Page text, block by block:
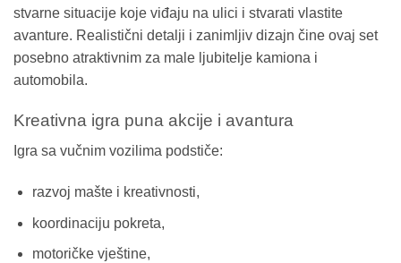
stvarne situacije koje viđaju na ulici i stvarati vlastite
avanture. Realistični detalji i zanimljiv dizajn čine ovaj set
posebno atraktivnim za male ljubitelje kamiona i
automobila.
Kreativna igra puna akcije i avantura
Igra sa vučnim vozilima podstiče:
razvoj mašte i kreativnosti,
koordinaciju pokreta,
motoričke vještine,